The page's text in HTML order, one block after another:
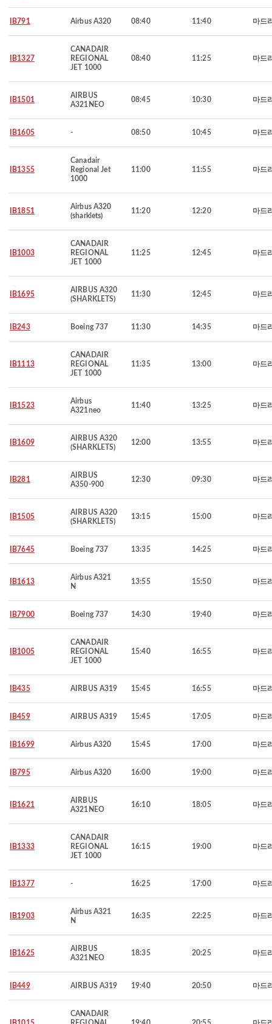
IB791 Airbus A320 08:40 11:40 마드
IB1327
CANADAIR
REGIONAL
JET 1000
08:40 11:25 마드
IB1501
AIRBUS
A321NEO
08:45 10:30 마드
IB1605 - 08:50 10:45 마드
IB1355
Canadair
Regional Jet
1000
11:00 11:55 마드
IB1851
Airbus A320
(sharklets)
11:20 12:20 마드
IB1003
CANADAIR
REGIONAL
JET 1000
11:25 12:45 마드
IB1695
AIRBUS A320
(SHARKLETS)
11:30 12:45 마드
IB243 Boeing 737 11:30 14:35 마드
IB1113
CANADAIR
REGIONAL
JET 1000
11:35 13:00 마드
IB1523
Airbus
A321neo
11:40 13:25 마드
IB1609
AIRBUS A320
(SHARKLETS)
12:00 13:55 마드
IB281
AIRBUS
A350-900
12:30 09:30 마드
IB1505
AIRBUS A320
(SHARKLETS)
13:15 15:00 마드
IB7645 Boeing 737 13:35 14:25 마드
IB1613
Airbus A321
N
13:55 15:50 마드
IB7900 Boeing 737 14:30 19:40 마드
IB1005
CANADAIR
REGIONAL
JET 1000
15:40 16:55 마드
IB435 AIRBUS A319 15:45 16:55 마드
IB459 AIRBUS A319 15:45 17:05 마드
IB1699 Airbus A320 15:45 17:00 마드
IB795 Airbus A320 16:00 19:00 마드
IB1621
AIRBUS
A321NEO
16:10 18:05 마드
IB1333
CANADAIR
REGIONAL
JET 1000
16:15 19:00 마드
IB1377 - 16:25 17:00 마드
IB1903
Airbus A321
N
16:35 22:25 마드
IB1625
AIRBUS
A321NEO
18:35 20:25 마드
IB449 AIRBUS A319 19:40 20:50 마드
CANADAIR